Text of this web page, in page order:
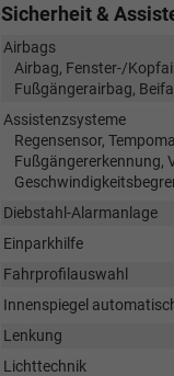
Sicherheit &
Airbags
Airbag, Fenster-/
Fußgängerairbag,
Assistenzsysteme
Regensensor,
Fußgängererkennung,
Diebstahl-Alarmanlage
Einparkhilfe
Fahrprofilauswahl
Innenspiegel
Lenkung
Lichttechnik